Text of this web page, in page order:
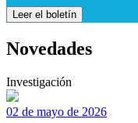
Leer el boletín
Novedades
Investigación
02 de mayo de 2026